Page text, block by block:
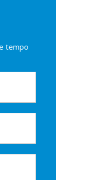
tempo